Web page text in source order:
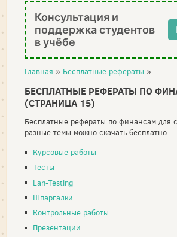
Консультация и
поддержка студентов
в учёбе
Главная » Бесплатные рефераты »
БЕСПЛАТНЫЕ РЕФЕРАТЫ ПО
(СТРАНИЦА 15)
Бесплатные рефераты по финансам для
разные темы можно скачать бесплатно.
Курсовые работы
Тесты
Lan-Testing
Шпаргалки
Контрольные работы
Презентации